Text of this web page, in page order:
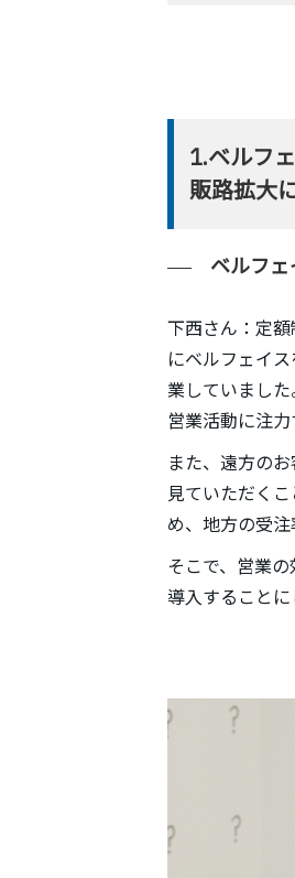
1.ベルフ
販路拡大
ベルフェ
下西さん ：定
にベルフェイ
業していました
営業活動に注
また、遠方の
見ていただく
め、地方の受注
そこで、営業
導入することに